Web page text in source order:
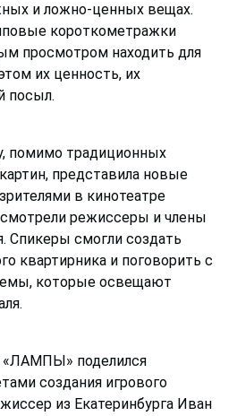
и ложно-ценных вещах.
короткометражки
просмотром находить для
их ценность, их
посыл.
помимо традиционных
представила новые
в кинотеатре
режиссеры и члены
Спикеры смогли создать
квартирника и поговорить с
которые освещают
«ЛАМПЫ» поделился
создания игрового
из Екатеринбурга Иван